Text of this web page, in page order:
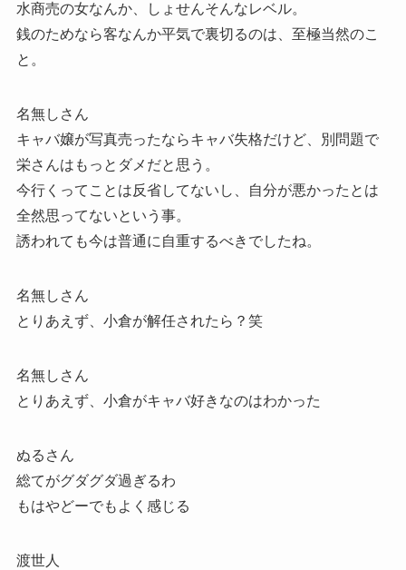
水商売の女なんか、しょせんそんなレベル。
銭のためなら客なんか平気で裏切るのは、至極当然のこ
と。
名無しさん
キャバ嬢が写真売ったならキャバ失格だけど、別問題で
栄さんはもっとダメだと思う。
今行くってことは反省してないし、自分が悪かったとは
全然思ってないという事。
誘われても今は普通に自重するべきでしたね。
名無しさん
とりあえず、小倉が解任されたら？笑
名無しさん
とりあえず、小倉がキャバ好きなのはわかった
ぬるさん
総てがグダグダ過ぎるわ
もはやどーでもよく感じる
渡世人